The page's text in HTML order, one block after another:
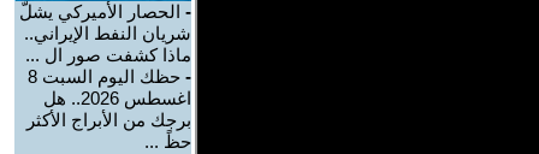
- الحصار الأميركي يشلّ
شريان النفط الإيراني..
ماذا كشفت صور ال ...
-
حظك اليوم السبت 8
اغسطس 2026.. هل
برجك من الأبراج الأكثر
حظً ...